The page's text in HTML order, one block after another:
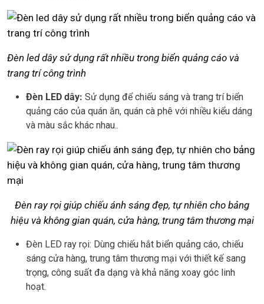
Đèn led dây sử dụng rất nhiều trong biển quảng cáo và
trang trí công trình
Đèn LED dây: Sử dụng để chiếu sáng và trang trí biển
quảng cáo của quán ăn, quán cà phê với nhiều kiểu dáng
và màu sắc khác nhau..
Đèn ray rọi giúp chiếu ánh sáng đẹp, tự nhiên cho bảng
hiệu và không gian quán, cửa hàng, trung tâm thương mại
Đèn LED ray rọi: Dùng chiếu hắt biển quảng cáo, chiếu
sáng cửa hàng, trung tâm thương mại với thiết kế sang
trọng, công suất đa dạng và khả năng xoay góc linh
hoạt.